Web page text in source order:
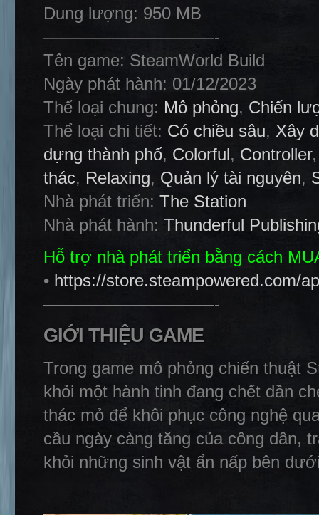
Dung lượng: 950 MB
——————————-
Tên game: SteamWorld Build
Ngày phát hành: 01/12/2023
Thể loại chung: Mô phỏng, Chiến
Thể loại chi tiết: Có chiều sâu, Xây
dựng thành phố, Colorful, Controller
thác, Relaxing, Quản lý tài nguyên,
Nhà phát triển: The Station
Nhà phát hành: Thunderful
Hỗ trợ nhà phát triển bằng cách
• https://store.steampowered.com/
——————————-
GIỚI THIỆU GAME
Trong game mô phỏng chiến thuật
khỏi một hành tinh đang chết dần
thác mỏ để khôi phục công nghệ
cầu ngày càng tăng của công dân,
khỏi những sinh vật ẩn nấp bên